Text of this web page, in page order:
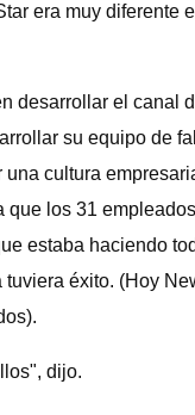
era muy diferente
desarrollar el canal
su equipo de
una cultura
que los 31
estaba haciendo
tuviera éxito. (Hoy
dijo.